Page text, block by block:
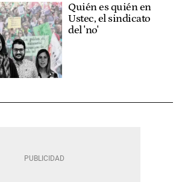
Quién es quién en
Ustec, el sindicato
del 'no'